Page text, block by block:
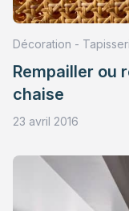
Décoration -
Rempailler ou
chaise
23 avril 2016